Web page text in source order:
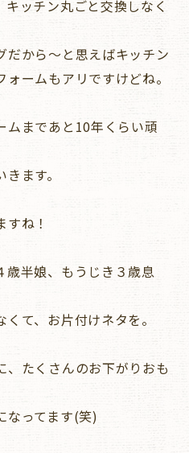
ッチン丸ごと交換しなく
だから～と思えばキッチン
ームもアリですけどね。
ムまであと10年くらい頑
ます。
ね！
歳半娘、もうじき３歳息
て、お片付けネタを。
、たくさんのお下がりおも
なってます(笑)